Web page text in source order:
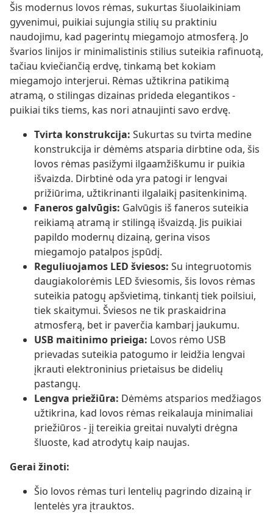
Šis modernus lovos rėmas, sukurtas šiuolaikiniam
gyvenimui, puikiai sujungia stilių su praktiniu
naudojimu, kad pagerintų miegamojo atmosferą. Jo
švarios linijos ir minimalistinis stilius suteikia rafinuotą,
tačiau kviečiančią erdvę, tinkamą bet kokiam
miegamojo interjerui. Rėmas užtikrina patikimą
atramą, o stilingas dizainas prideda elegantikos -
puikiai tiks tiems, kas nori atnaujinti savo erdvę.
Tvirta konstrukcija: Sukurtas su tvirta medine
konstrukcija ir dėmėms atsparia dirbtine oda, šis
lovos rėmas pasižymi ilgaamžiškumu ir puikia
išvaizda. Dirbtinė oda yra patogi ir lengvai
prižiūrima, užtikrinanti ilgalaikį pasitenkinimą.
Faneros galvūgis: Galvūgis iš faneros suteikia
reikiamą atramą ir stilingą išvaizdą. Jis puikiai
papildo modernų dizainą, gerina visos
miegamojo patalpos įspūdį.
Reguliuojamos LED šviesos: Su integruotomis
daugiakolorėmis LED šviesomis, šis lovos rėmas
suteikia patogų apšvietimą, tinkantį tiek poilsiui,
tiek skaitymui. Šviesos ne tik praskaidrina
atmosferą, bet ir paverčia kambarį jaukumu.
USB maitinimo prieiga: Lovos rėmo USB
prievadas suteikia patogumo ir leidžia lengvai
įkrauti elektroninius prietaisus be didelių
pastangų.
Lengva priežiūra: Dėmėms atsparios medžiagos
užtikrina, kad lovos rėmas reikalauja minimaliai
priežiūros - jį tereikia greitai nuvalyti drėgna
šluoste, kad atrodytų kaip naujas.
Gerai žinoti:
Šio lovos rėmas turi lentelių pagrindo dizainą ir
lentelės yra įtrauktos.